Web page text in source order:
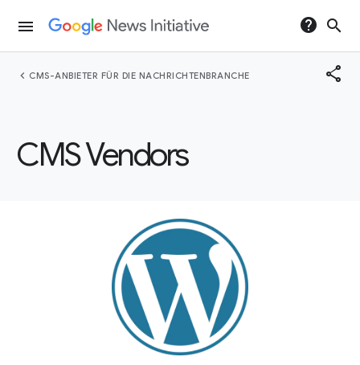
menu help search
chevron_left CMS-ANBIETER FÜR DIE NACHRICHTENBRANCHE share
CMS Vendors